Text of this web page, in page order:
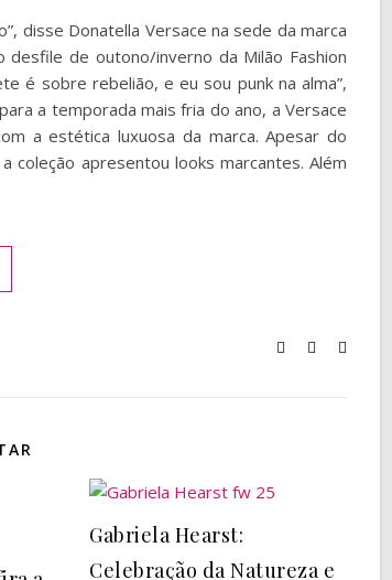
disse Donatella Versace na sede da marca
de outono/inverno da Milão Fashion
é sobre rebelião, e eu sou punk na alma”,
a temporada mais fria do ano, a Versace
a estética luxuosa da marca. Apesar do
coleção apresentou looks marcantes. Além
Gabriela Hearst:
Celebração da Natureza e